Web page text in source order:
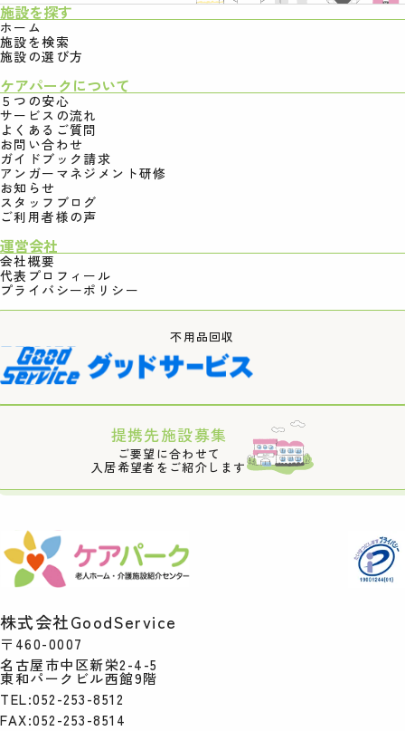
株式会社GoodService
〒460-0007
名古屋市中区新栄2-4-5
東和パークビル西館9階
TEL:052-253-8512
FAX:052-253-8514
施設を探す
ホーム
施設を検索
施設の選び方
ケアパークについて
５つの安心
サービスの流れ
よくあるご質問
お問い合わせ
ガイドブック請求
アンガーマネジメント研修
お知らせ
スタッフブログ
ご利用者様の声
運営会社
会社概要
代表プロフィール
プライバシーポリシー
不用品回収
提携先施設募集
ご要望に合わせて
入居希望者をご紹介します